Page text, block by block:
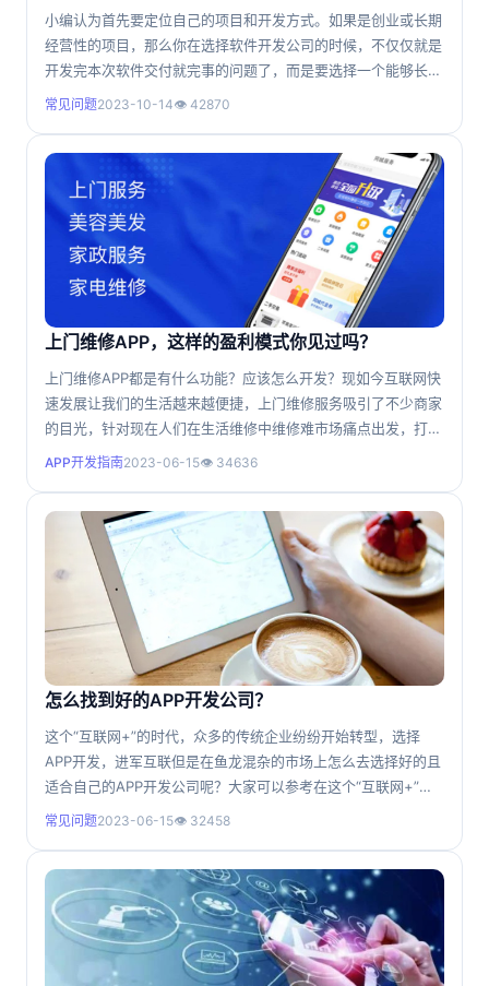
小编认为首先要定位自己的项目和开发方式。如果是创业或长期
经营性的项目，那么你在选择软件开发公司的时候，不仅仅就是
开发完本次软件交付就完事的问题了，而是要选择一个能够长期
合作的合作伙伴，如何才能选择一个能够长期的合作伙伴呢？
常见问题2023-10-14👁 42870
上门维修APP，这样的盈利模式你见过吗？
上门维修APP都是有什么功能？应该怎么开发？现如今互联网快
速发展让我们的生活越来越便捷，上门维修服务吸引了不少商家
的目光，针对现在人们在生活维修中维修难市场痛点出发，打造
一个上门维修APP服务平台。 维修服务行业有哪些痛点
本多少，维修点鲜有扎堆现象，就连货比三家都很困难。 从
APP开发指南2023-06-15👁 34636
怎么找到好的APP开发公司？
这个“互联网+”的时代，众多的传统企业纷纷开始转型，选择
APP开发，进军互联但是在鱼龙混杂的市场上怎么去选择好的且
适合自己的APP开发公司呢？大家可以参考在这个“互联网+”的
时代，众多的传统企业纷纷转型，选择APP开发。统企业纷纷开
“互联网+”的时代，众多的传统企业纷纷转型，选择AP
常见问题2023-06-15👁 32458